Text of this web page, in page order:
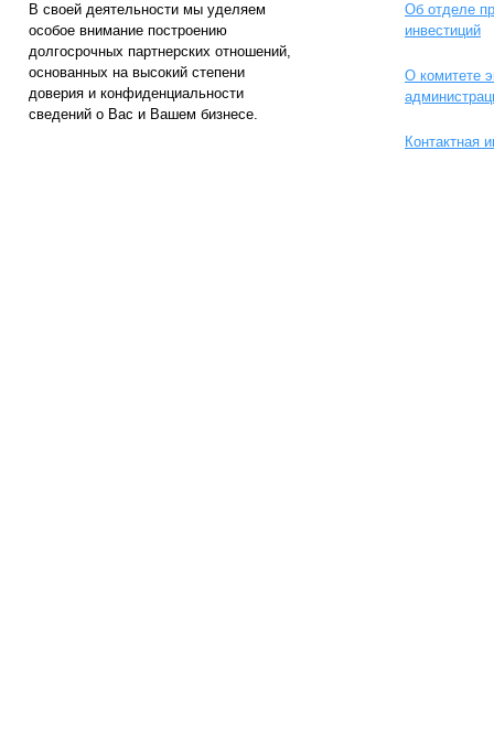
В своей деятельности мы уделяем
особое внимание построению
долгосрочных партнерских отношений,
основанных на высокий степени
доверия и конфиденциальности
сведений о Вас и Вашем бизнесе.
Об отделе
инвестиций
О комитете
Контактная